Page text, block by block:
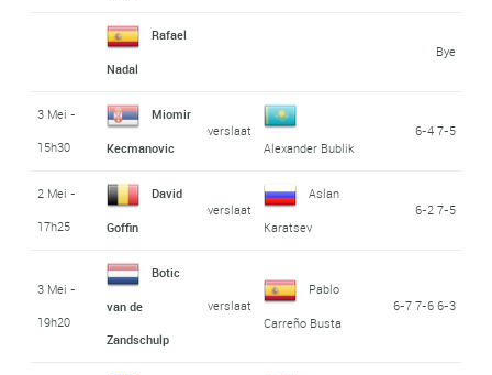
Rafael
Nadal
Bye
3 Mei -
15h30
Miomir
Kecmanovic
verslaat
Alexander Bublik
6-4 7-5
2 Mei -
17h25
David
Goffin
verslaat
Aslan
Karatsev
6-2 7-5
3 Mei -
19h20
Botic
van de
Zandschulp
verslaat
Pablo
Carreño Busta
6-7 7-6 6-3